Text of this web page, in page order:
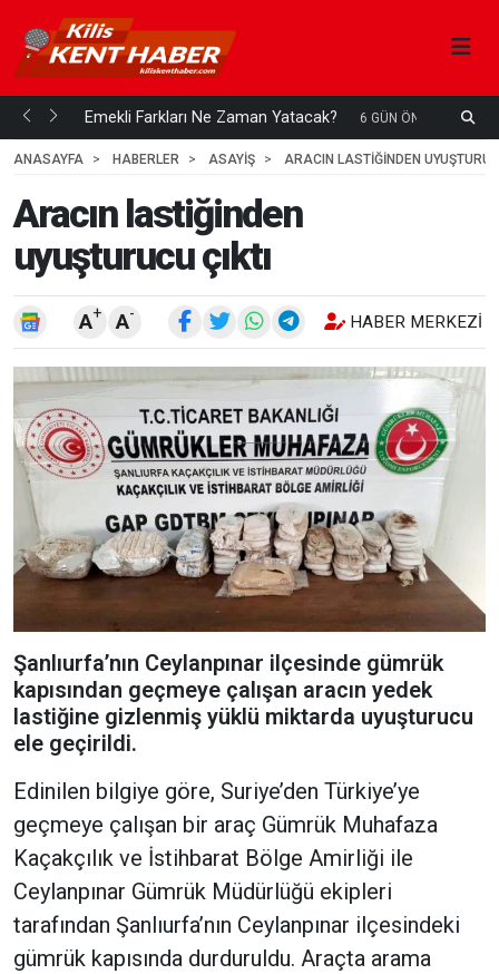
mi... Emekli Farkları Ne Zaman Yatacak? 6 GÜN ÖNCE
ANASAYFA
HABERLER ASAYİŞ ARACIN LASTIĞINDEN
Aracın lastiğinden
uyuşturucu çıktı
A+ A- HABER MERKEZI
Şanlıurfa’nın Ceylanpınar ilçesinde gümrük
kapısından geçmeye çalışan aracın yedek
lastiğine gizlenmiş yüklü miktarda uyuşturucu
ele geçirildi.
Edinilen bilgiye göre, Suriye’den Türkiye’ye
geçmeye çalışan bir araç Gümrük Muhafaza
Kaçakçılık ve İstihbarat Bölge Amirliği ile
Ceylanpınar Gümrük Müdürlüğü ekipleri
tarafından Şanlıurfa’nın Ceylanpınar ilçesindeki
gümrük kapısında durduruldu. Araçta arama